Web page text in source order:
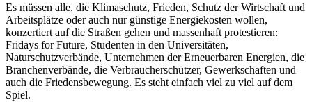
Es müssen alle, die Klimaschutz, Frieden, Schutz der Wirtschaft und
Arbeitsplätze oder auch nur günstige Energiekosten wollen,
konzertiert auf die Straßen gehen und massenhaft protestieren:
Fridays for Future, Studenten in den Universitäten,
Naturschutzverbände, Unternehmen der Erneuerbaren Energien, die
Branchenverbände, die Verbraucherschützer, Gewerkschaften und
auch die Friedensbewegung. Es steht einfach viel zu viel auf dem
Spiel.